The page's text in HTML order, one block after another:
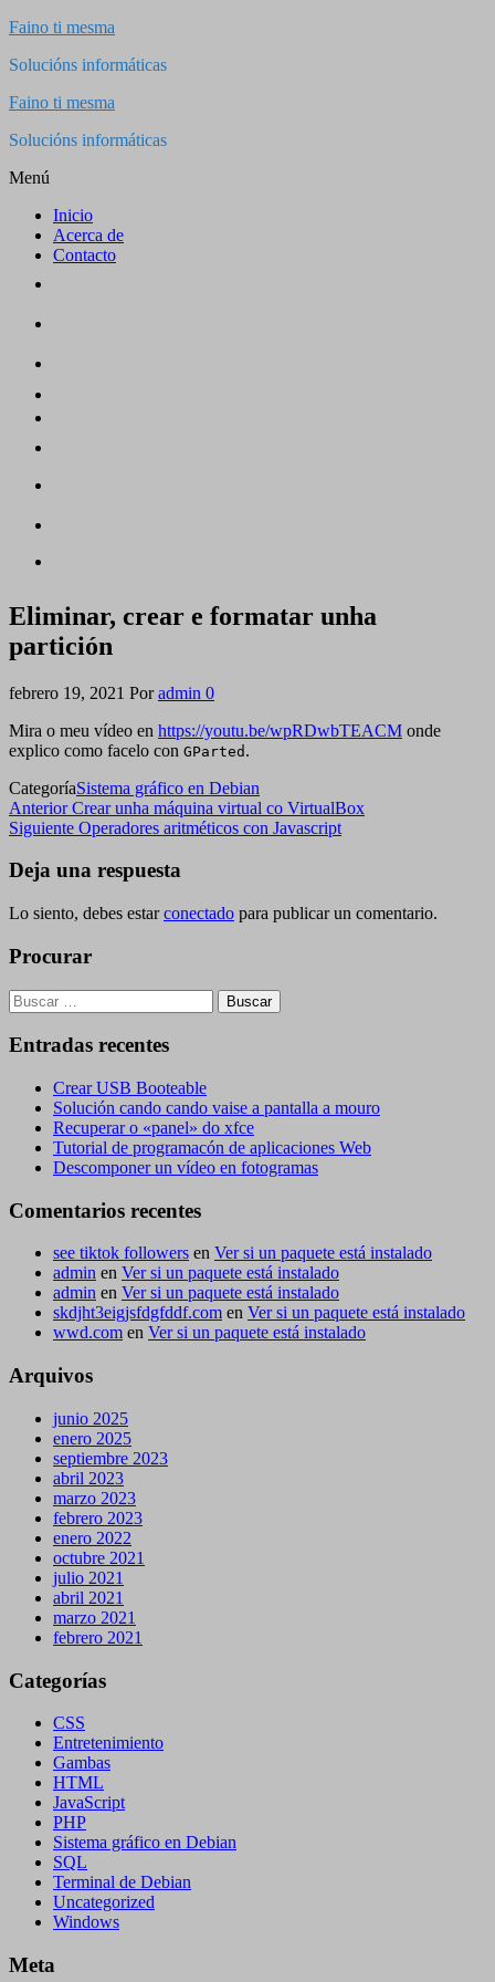
Saltar
contenido
Faino ti mesma
Solucións informáticas
Faino ti mesma
Solucións informáticas
Menú
Inicio
Acerca de
Contacto
Eliminar, crear e formatar unha
partición
febrero 19, 2021 Por admin 0
Mira o meu vídeo en https://youtu.be/wpRDwbTEACM onde
explico como facelo con GParted .
CategoríaSistema gráfico en Debian
Navegación
de
entradas
Entrada
anterior
Anterior Crear unha máquina virtual co VirtualBox
Siguiente
Siguiente Operadores aritméticos con Javascript
Deja una respuesta
Lo siento, debes estarconectado para publicar un comentario.
Procurar
Buscar:
Entradas recentes
Crear USB Booteable
Solución cando cando vaise a pantalla a mouro
Recuperar o «panel» do xfce
Tutorial de programacón de aplicaciones Web
Descomponer un vídeo en fotogramas
Comentarios recentes
see tiktok followers en Ver si un paquete está instalado
admin en Ver si un paquete está instalado
admin en Ver si un paquete está instalado
skdjht3eigjsfdgfddf.com en Ver si un paquete está instalado
wwd.com en Ver si un paquete está instalado
Arquivos
junio 2025
enero 2025
septiembre 2023
abril 2023
marzo 2023
febrero 2023
enero 2022
octubre 2021
julio 2021
abril 2021
marzo 2021
febrero 2021
Categorías
CSS
Entretenimiento
Gambas
HTML
JavaScript
PHP
Sistema gráfico en Debian
SQL
Terminal de Debian
Uncategorized
Windows
Meta